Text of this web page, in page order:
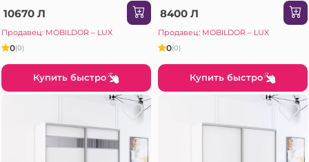
(190x45x230H см) Серый
10670 Л
Продавец: MOBILDOR – LUX
0(0)
Купить быстро
Серый
8400 Л
Продавец: MOBILDOR – LUX
0(0)
Купить быстро